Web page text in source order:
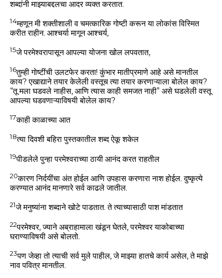
शब्दांनी माझ्याबद्दलचा आदर व्यक्त करतात.
14म्हणून मी शक्तीशाली व चमत्कारिक गोष्टी करून या लोकांस विस्मित
करीत राहीन. आश्चर्या मागून आश्चर्य,
15जे परमेश्वरापासून आपल्या योजना खोल लपवतात,
16तुम्ही गोष्टींची उलटफेर करता! कुंभार मातीप्रमाणे आहे असे मानतील
काय? एखाद्याने तयार केलेली वस्तूच त्या तयार करणाऱ्याला बोलेल काय?
“तू मला घडवले नाहीस, आणि त्यास काही समजत नाही” असे घडलेली वस्तू
आपल्या घडवणाऱ्याविषयी बोलेल काय?
17काही काळाच्या आत
18त्या दिवशी बहिरा पुस्तकातील शब्द ऐकू शकेल
19पीडलेले पुन्हा परमेश्वराच्या ठायी आनंद करत राहतील
20कारण निर्दयींचा अंत होईल आणि उपहास करणारा नाश होईल. दुष्कृत्ये
करण्यात आनंद मानणारे सर्व काढले जातील.
21जे मनुष्यांना शब्दाने खोटे पाडतात. ते त्याच्यासाठी पाश मांडतात
22परमेश्वर, ज्याने अब्राहामाला खंडून घेतले, परमेश्वर याकोबाच्या
घराण्याविषयी असे बोलतो.
23पण जेव्हा तो त्याची सर्व मुले पाहील, जे माझ्या हातचे कार्य असेल, ते माझे
नाव पवित्र मानतील.